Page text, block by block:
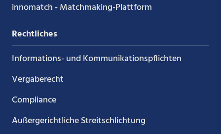
innomatch - Matchmaking-Plattform
Rechtliches
Informations- und Kommunikations­pflichten
Vergaberecht
Compliance
Außergerichtliche Streitschlichtung